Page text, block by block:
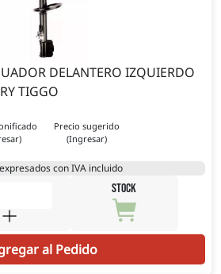
DELANTERO IZQUIERDO
TIGGO
Precio sugerido
(Ingresar)
con IVA incluido
STOCK
al Pedido